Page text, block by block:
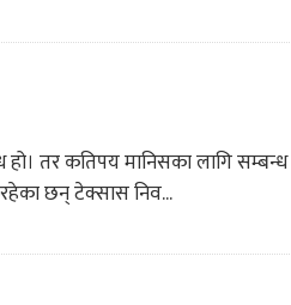
तर कतिपय मानिसका लागि
छन् टेक्सास निव...